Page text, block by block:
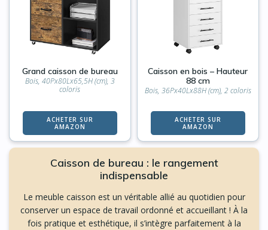
Grand caisson de bureau
Bois, 40Px80Lx65,5H (cm), 3
coloris
ACHETER SUR
AMAZON
Caisson en bois – Hauteur
88 cm
Bois, 36Px40Lx88H (cm), 2 coloris
ACHETER SUR
AMAZON
Caisson de bureau : le rangement
indispensable
Le meuble caisson est un véritable allié au quotidien pour
conserver un espace de travail ordonné et accueillant ! À la
fois pratique et esthétique, il s’intègre parfaitement à la